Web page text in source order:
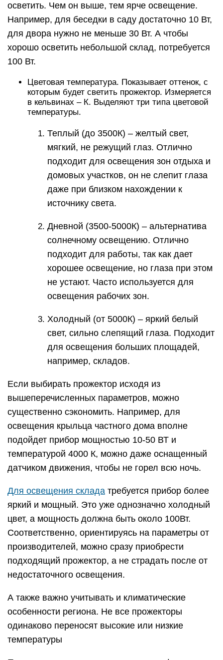
осветить. Чем он выше, тем ярче освещение.
Например, для беседки в саду достаточно 10 Вт,
для двора нужно не меньше 30 Вт. А чтобы
хорошо осветить небольшой склад, потребуется
100 Вт.
Цветовая температура. Показывает оттенок, с
которым будет светить прожектор. Измеряется
в кельвинах – К. Выделяют три типа цветовой
температуры.
Теплый (до 3500К) – желтый свет,
мягкий, не режущий глаз. Отлично
подходит для освещения зон отдыха и
домовых участков, он не слепит глаза
даже при близком нахождении к
источнику света.
Дневной (3500-5000К) – альтернатива
солнечному освещению. Отлично
подходит для работы, так как дает
хорошее освещение, но глаза при этом
не устают. Часто используется для
освещения рабочих зон.
Холодный (от 5000К) – яркий белый
свет, сильно слепящий глаза. Подходит
для освещения больших площадей,
например, складов.
Если выбирать прожектор исходя из
вышеперечисленных параметров, можно
существенно сэкономить. Например, для
освещения крыльца частного дома вполне
подойдет прибор мощностью 10-50 ВТ и
температурой 4000 К, можно даже оснащенный
датчиком движения, чтобы не горел всю ночь.
Для освещения склада требуется прибор более
яркий и мощный. Это уже однозначно холодный
цвет, а мощность должна быть около 100Вт.
Соответственно, ориентируясь на параметры от
производителей, можно сразу приобрести
подходящий прожектор, а не страдать после от
недостаточного освещения.
А также важно учитывать и климатические
особенности региона. Не все прожекторы
одинаково переносят высокие или низкие
температуры